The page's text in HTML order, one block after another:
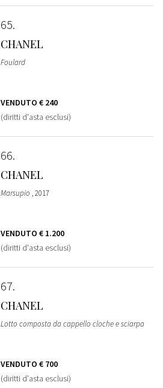
65
CHANEL
Foulard
VENDUTO € 240
(diritti d'asta esclusi)
66
CHANEL
Marsupio , 2017
VENDUTO € 1.200
(diritti d'asta esclusi)
67
CHANEL
Lotto composta da cappello cloche e sciarpa
VENDUTO € 700
(diritti d'asta esclusi)